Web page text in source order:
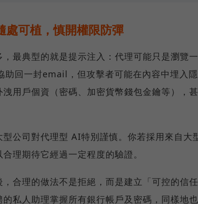
處可植，慎開權限防彈
最典型的就是提示注入：代理可能只是瀏覽
助回一封email，但攻擊者可能在內容中埋入
洩用戶個資（密碼、加密貨幣錢包金鑰等），
型公司對代理型 AI特別謹慎。你若採用來自大
理期待它經過一定程度的驗證。
，合理的做法不是拒絕，而是建立「可控的信
的私人助理掌握所有銀行帳戶及密碼，同樣地